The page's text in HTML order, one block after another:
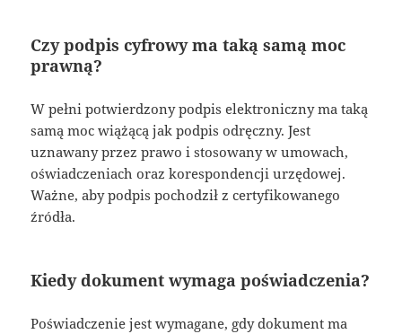
Czy podpis cyfrowy ma taką samą moc
prawną?
W pełni potwierdzony podpis elektroniczny ma taką
samą moc wiążącą jak podpis odręczny. Jest
uznawany przez prawo i stosowany w umowach,
oświadczeniach oraz korespondencji urzędowej.
Ważne, aby podpis pochodził z certyfikowanego
źródła.
Kiedy dokument wymaga poświadczenia?
Poświadczenie jest wymagane, gdy dokument ma